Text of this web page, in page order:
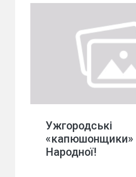
Ужгородські
«капюшонщики»
Народної!